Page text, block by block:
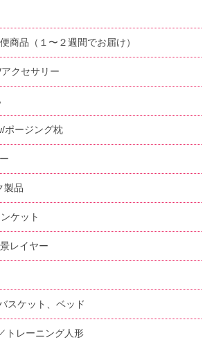
商品（１〜２週間でお届け）
クセサリー
ポージング枕
製品
ケット
レイヤー
スケット、ベッド
トレーニング人形